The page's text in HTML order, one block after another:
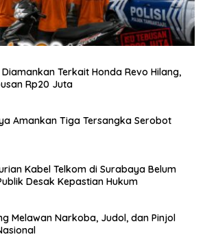
Terkait Honda Revo Hilang,
Rp20 Juta
Amankan Tiga Tersangka Serobot
Kabel Telkom di Surabaya Belum
Desak Kepastian Hukum
Melawan Narkoba, Judol, dan Pinjol